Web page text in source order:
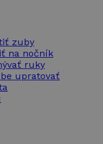
zuby
na nočník
ruky
upratovať